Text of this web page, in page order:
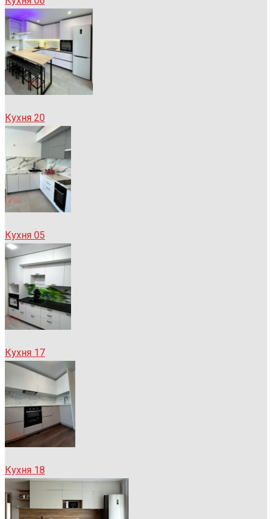
Кухня 20
Кухня 05
Кухня 17
Кухня 18